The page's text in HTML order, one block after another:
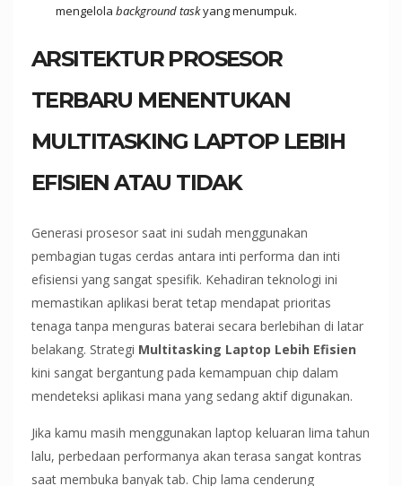
mengelola background taskyang menumpuk.
ARSITEKTUR PROSESOR
TERBARU MENENTUKAN
MULTITASKING LAPTOP LEBIH
EFISIEN ATAU TIDAK
Generasi prosesor saat ini sudah menggunakan
pembagian tugas cerdas antara inti performa dan inti
efisiensi yang sangat spesifik. Kehadiran teknologi ini
memastikan aplikasi berat tetap mendapat prioritas
tenaga tanpa menguras baterai secara berlebihan di latar
belakang. Strategi Multitasking Laptop Lebih Efisien
kini sangat bergantung pada kemampuan chip dalam
mendeteksi aplikasi mana yang sedang aktif digunakan.
Jika kamu masih menggunakan laptop keluaran lima tahun
lalu, perbedaan performanya akan terasa sangat kontras
saat membuka banyak tab. Chip lama cenderung